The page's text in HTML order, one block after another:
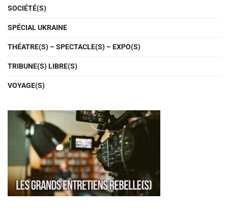
SOCIÉTÉ(S)
SPÉCIAL UKRAINE
THÉATRE(S) – SPECTACLE(S) – EXPO(S)
TRIBUNE(S) LIBRE(S)
VOYAGE(S)